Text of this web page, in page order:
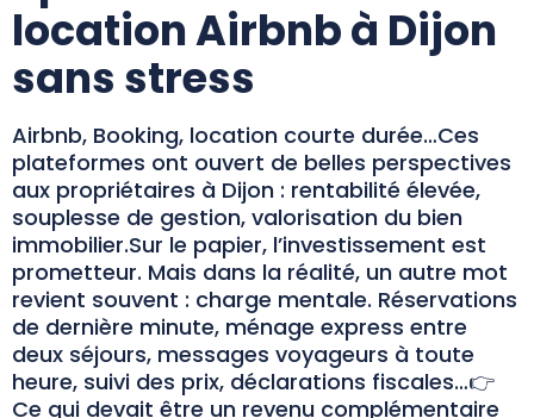
location Airbnb à Dijon
sans stress
Airbnb, Booking, location courte durée…Ces
plateformes ont ouvert de belles perspectives
aux propriétaires à Dijon : rentabilité élevée,
souplesse de gestion, valorisation du bien
immobilier.Sur le papier, l’investissement est
prometteur. Mais dans la réalité, un autre mot
revient souvent : charge mentale. Réservations
de dernière minute, ménage express entre
deux séjours, messages voyageurs à toute
heure, suivi des prix, déclarations fiscales…👉
Ce qui devait être un revenu complémentaire